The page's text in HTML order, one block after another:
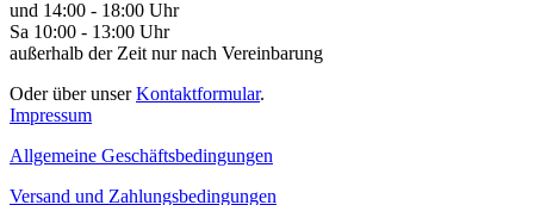
und 14:00 - 18:00 Uhr
Sa 10:00 - 13:00 Uhr
außerhalb der Zeit nur nach Vereinbarung
Oder über unserKontaktformular.
Impressum
Allgemeine Geschäftsbedingungen
Versand und Zahlungsbedingungen